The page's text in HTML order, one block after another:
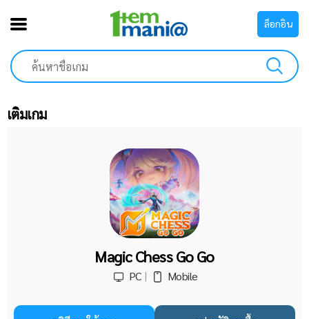
ล็อกอิน
เติมเกม
Magic Chess Go Go
PC Mobile